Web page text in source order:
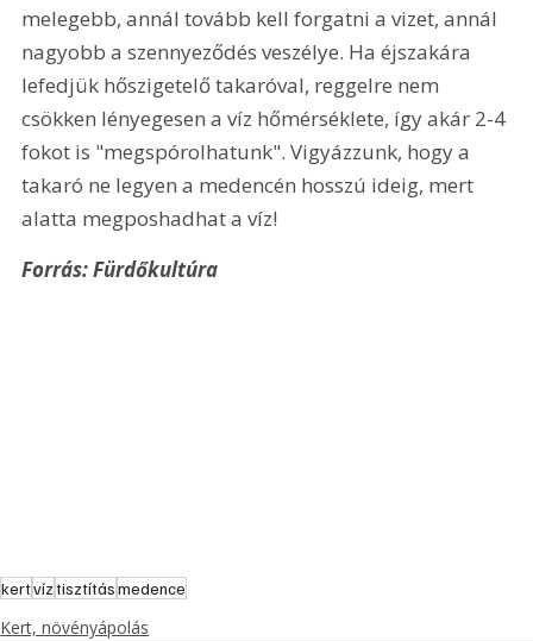
melegebb, annál tovább kell forgatni a vizet, annál
nagyobb a szennyeződés veszélye. Ha éjszakára
lefedjük hőszigetelő takaróval, reggelre nem
csökken lényegesen a víz hőmérséklete, így akár 2-4
fokot is "megspórolhatunk". Vigyázzunk, hogy a
takaró ne legyen a medencén hosszú ideig, mert
alatta megposhadhat a víz!
Forrás: Fürdőkultúra
kertvíztisztításmedence
Kert, növényápolás